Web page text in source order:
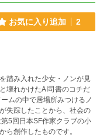
お気に入り追加 2
踏み入れた少女・ノンが見
壊れかけたAI司書のコチだ
ムの中で居場所みつけるノ
失踪したことから、社会の
ら創作したものです。